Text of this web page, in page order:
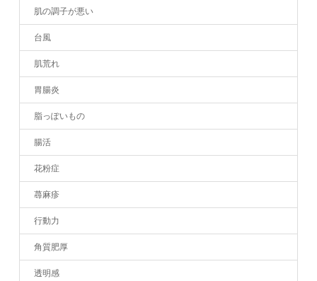
肌の調子が悪い
台風
肌荒れ
胃腸炎
脂っぽいもの
腸活
花粉症
蕁麻疹
行動力
角質肥厚
透明感